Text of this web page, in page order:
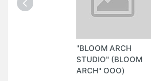
"BLOOM ARCH
STUDIO" (BLOOM
ARCH" ООО)